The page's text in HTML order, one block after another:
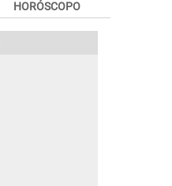
HORÓSCOPO